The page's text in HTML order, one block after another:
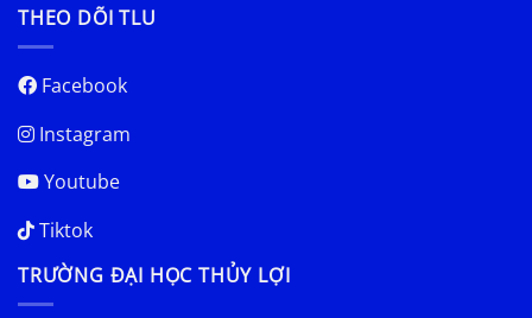
THEO DÕI TLU
Facebook
Instagram
Youtube
Tiktok
TRƯỜNG ĐẠI HỌC THỦY LỢI